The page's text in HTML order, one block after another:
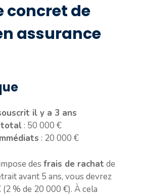
concret de
assurance
il y a 3 ans
total : 50 000 €
: 20 000 €
des frais de rachat de
avant 5 ans, vous devrez
% de 20 000 €). À cela